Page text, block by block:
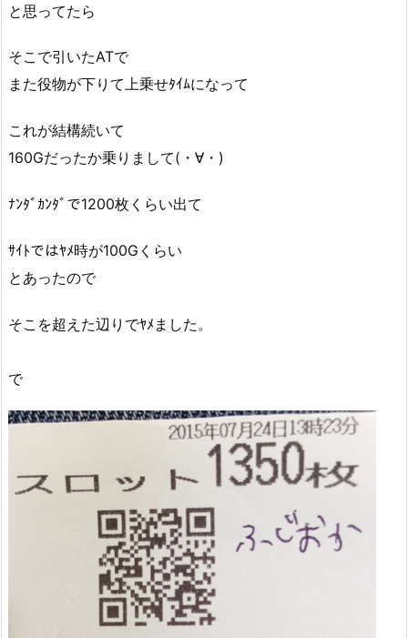
と思ってたら
そこで引いたATで
また役物が下りて上乗せﾀｲﾑになって
これが結構続いて
160Gだったか乗りまして(・∀・)
ﾅﾝﾀﾞｶﾝﾀﾞで1200枚くらい出て
ｻｲﾄではﾔﾒ時が100Gくらい
とあったので
そこを超えた辺りでﾔﾒました。
で